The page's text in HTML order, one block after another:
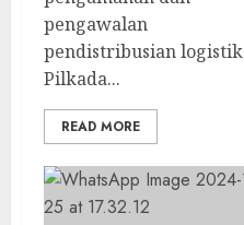
pengawalan
pendistribusian logistik
Pilkada...
READ MORE